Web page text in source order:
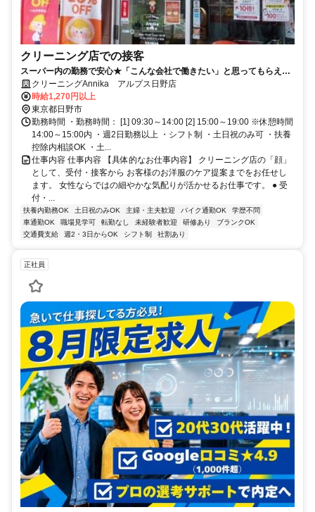
クリーニング店での接客
スーパー内の勤務で安心★「こんな会社で働きたい」と思ってもらえる
環境づくりを重視！幅広い年齢の方が活躍中◎
クリーニングAnnika アルプス日野店
時給1,270円以上
東京都日野市
勤務時間 ・勤務時間： [1] 09:30～14:00 [2] 15:00～19:00 ※休憩時間
14:00～15:00内 ・週2日勤務以上 ・シフト制 ・土日祝のみ可 ・扶養
控除内相談OK ・土...
仕事内容 仕事内容 【具体的なお仕事内容】 クリーニング店の「顔」
として、受付・接客から お客様のお洋服のケア提案までをお任せし
ます。 女性ならではの細やかな気配りが活かせるお仕事です。 ● 受
付・...
扶養内勤務OK 土日祝のみOK 主婦・主夫歓迎 バイク通勤OK
学歴不問
車通勤OK
職場見学可 転勤なし 未経験者歓迎 研修あり
ブランクOK
交通費支給
週2・3日からOK シフト制 社割あり
正社員